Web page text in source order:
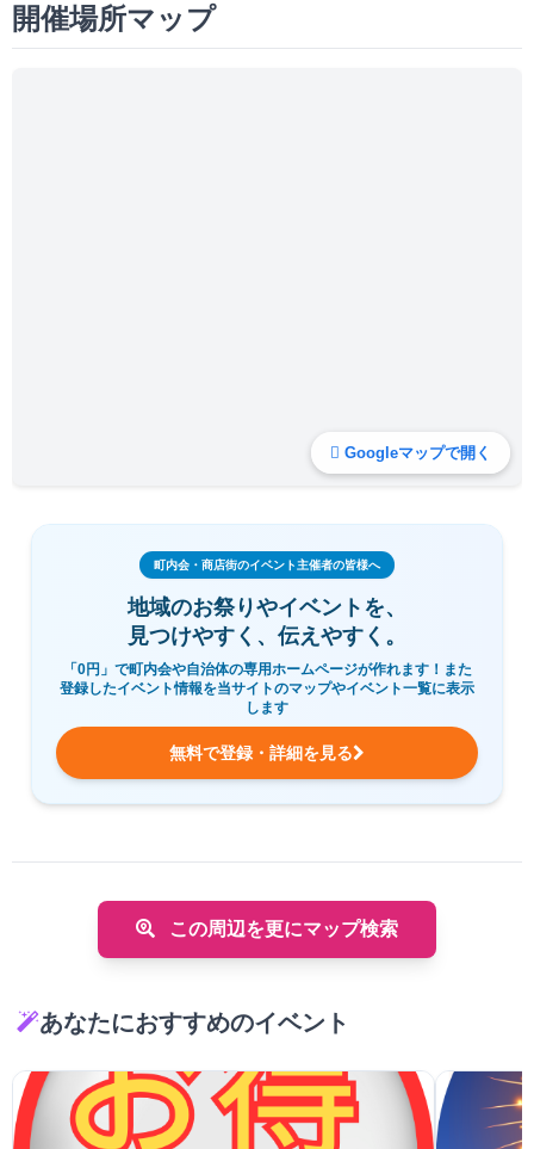
開催場所マップ
Googleマップで開く
町内会・商店街のイベント主催者の皆様へ
地域のお祭りやイベントを、
見つけやすく、伝えやすく。
「0円」で町内会や自治体の専用ホームページが作れます！また
登録したイベント情報を当サイトのマップやイベント一覧に表示
します
無料で登録・詳細を見る
この周辺を更にマップ検索
あなたにおすすめのイベント